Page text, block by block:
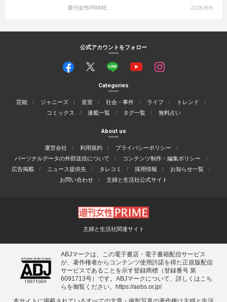
週刊女性PRIME 2026/8/6
公式アカウントをフォロー
Categories
芸能 ジャニーズ 皇室 社会・事件 ライフ
トレンド
コミックス
連載一覧 タグ一覧 無料占い
About us
運営会社 利用規約
プライバシーポリシー
パーソナルデータの外部送信について
コンテンツ制作・編集ポリシー
広告掲載
ニュース提供先 タレコミ 採用情報
お知らせ一覧
お問い合わせ
主婦と生活社公式サイト
主婦と生活社関連サイト
ABJマークは、この電子書店・電子書籍配信サービス
が、著作権者からコンテンツ使用許諾を得た正規版配信
サービスであることを示す登録商標（登録番号 第
6091713号）です。ABJマークについて、詳しくはこち
らを御覧ください。 https://aebs.or.jp/